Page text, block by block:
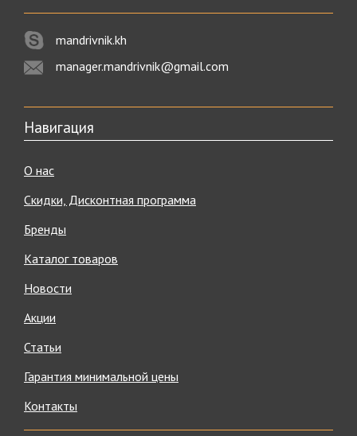
mandrivnik.kh
manager.mandrivnik@gmail.com
Навигация
О нас
Скидки, Дисконтная программа
Бренды
Каталог товаров
Новости
Акции
Статьи
Гарантия минимальной цены
Контакты